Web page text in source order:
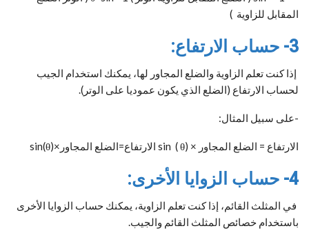
المقابل للزاوية ​ )
3- حساب الارتفاع:
إذا كنت تعلم الزاوية والضلع المجاور لها، يمكنك استخدام الجيب
لحساب الارتفاع (الضلع الذي يكون عموديا على الوتر).
-على سبيل المثال:
الارتفاع = الضلع المجاور × sin ⁡ ( θ) الارتفاع=الضلع المجاور×sin(θ)
4- حساب الزوايا الأخرى:
في المثلث القائم، إذا كنت تعلم الزاوية، يمكنك حساب الزوايا الأخرى
باستخدام خصائص المثلث القائم والجيب.